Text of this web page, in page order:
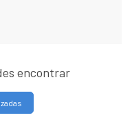
encontrar